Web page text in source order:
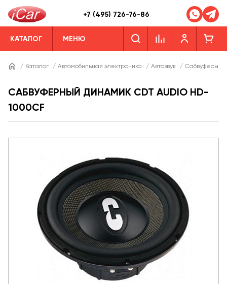
+7 (495) 726-76-86
КАТАЛОГ МЕНЮ
/ Каталог / Автомобильная электроника / Автозвук / Сабвуферы
САБВУФЕРНЫЙ ДИНАМИК CDT AUDIO HD-
1000CF